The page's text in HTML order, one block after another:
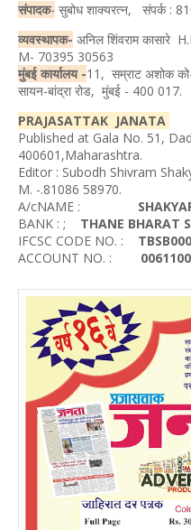
संपादक- सुबोध शाक्यरत्न, संपर्क :
व्यवस्थापक- अनिल शिंवराम कासारे
M- 70395 30563
मुंबई कार्यालय -11, सम्राट अशोक
सायन-बांद्रा रोड, मुंबई - 400 017.
PRAJASATTAK JANATA
Published at Gala No. 51,
400601,Maharashtra.
Editor : Subodh Shivram
M. -.81086 58970.
A/cNAME :
BANK : ; THANE BHARAT
IFCSC CODE NO. :
ACCOUNT NO. :